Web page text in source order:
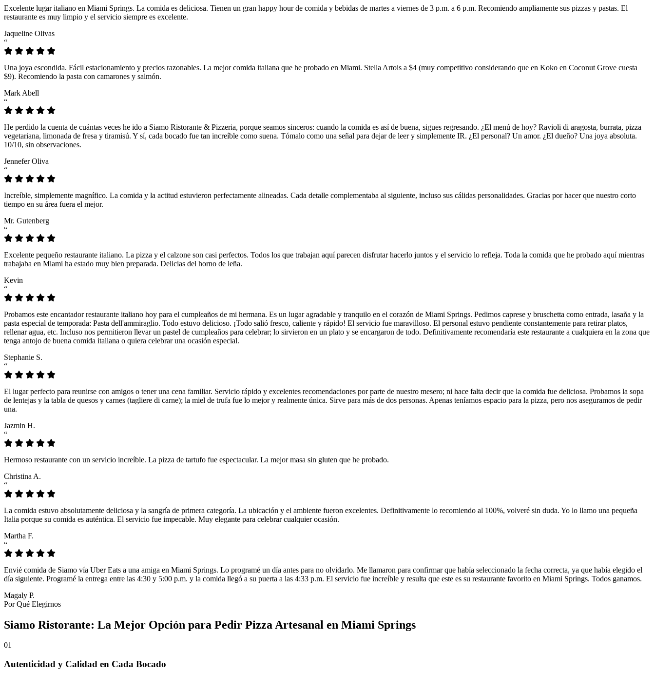
Excelente lugar italiano en Miami Springs. La comida es deliciosa. Tienen un gran happy hour de comida y bebidas de martes a viernes de 3 p.m. a 6 p.m. Recomiendo ampliamente sus pizzas y pastas. El
restaurante es muy limpio y el servicio siempre es excelente.
Jaqueline Olivas
“
Una joya escondida. Fácil estacionamiento y precios razonables. La mejor comida italiana que he probado en Miami. Stella Artois a $4 (muy competitivo considerando que en Koko en Coconut Grove cuesta
$9). Recomiendo la pasta con camarones y salmón.
Mark Abell
“
He perdido la cuenta de cuántas veces he ido a Siamo Ristorante & Pizzeria, porque seamos sinceros: cuando la comida es así de buena, sigues regresando. ¿El menú de hoy? Ravioli di aragosta, burrata, pizza
vegetariana, limonada de fresa y tiramisú. Y sí, cada bocado fue tan increíble como suena. Tómalo como una señal para dejar de leer y simplemente IR. ¿El personal? Un amor. ¿El dueño? Una joya absoluta.
10/10, sin observaciones.
Jennefer Oliva
“
Increíble, simplemente magnífico. La comida y la actitud estuvieron perfectamente alineadas. Cada detalle complementaba al siguiente, incluso sus cálidas personalidades. Gracias por hacer que nuestro corto
tiempo en su área fuera el mejor.
Mr. Gutenberg
“
Excelente pequeño restaurante italiano. La pizza y el calzone son casi perfectos. Todos los que trabajan aquí parecen disfrutar hacerlo juntos y el servicio lo refleja. Toda la comida que he probado aquí mientras
trabajaba en Miami ha estado muy bien preparada. Delicias del horno de leña.
Kevin
“
Probamos este encantador restaurante italiano hoy para el cumpleaños de mi hermana. Es un lugar agradable y tranquilo en el corazón de Miami Springs. Pedimos caprese y bruschetta como entrada, lasaña y la
pasta especial de temporada: Pasta dell'ammiraglio. Todo estuvo delicioso. ¡Todo salió fresco, caliente y rápido! El servicio fue maravilloso. El personal estuvo pendiente constantemente para retirar platos,
rellenar agua, etc. Incluso nos permitieron llevar un pastel de cumpleaños para celebrar; lo sirvieron en un plato y se encargaron de todo. Definitivamente recomendaría este restaurante a cualquiera en la zona que
tenga antojo de buena comida italiana o quiera celebrar una ocasión especial.
Stephanie S.
“
El lugar perfecto para reunirse con amigos o tener una cena familiar. Servicio rápido y excelentes recomendaciones por parte de nuestro mesero; ni hace falta decir que la comida fue deliciosa. Probamos la sopa
de lentejas y la tabla de quesos y carnes (tagliere di carne); la miel de trufa fue lo mejor y realmente única. Sirve para más de dos personas. Apenas teníamos espacio para la pizza, pero nos aseguramos de pedir
una.
Jazmin H.
“
Hermoso restaurante con un servicio increíble. La pizza de tartufo fue espectacular. La mejor masa sin gluten que he probado.
Christina A.
“
La comida estuvo absolutamente deliciosa y la sangría de primera categoría. La ubicación y el ambiente fueron excelentes. Definitivamente lo recomiendo al 100%, volveré sin duda. Yo lo llamo una pequeña
Italia porque su comida es auténtica. El servicio fue impecable. Muy elegante para celebrar cualquier ocasión.
Martha F.
“
Envié comida de Siamo vía Uber Eats a una amiga en Miami Springs. Lo programé un día antes para no olvidarlo. Me llamaron para confirmar que había seleccionado la fecha correcta, ya que había elegido el
día siguiente. Programé la entrega entre las 4:30 y 5:00 p.m. y la comida llegó a su puerta a las 4:33 p.m. El servicio fue increíble y resulta que este es su restaurante favorito en Miami Springs. Todos ganamos.
Magaly P.
Por Qué Elegirnos
Siamo Ristorante: La Mejor Opción para Pedir Pizza Artesanal en Miami Springs
01
Autenticidad y Calidad en Cada Bocado